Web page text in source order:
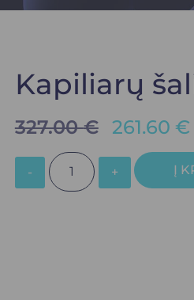
Kapiliarų
327.00€ 261.60 €
Į